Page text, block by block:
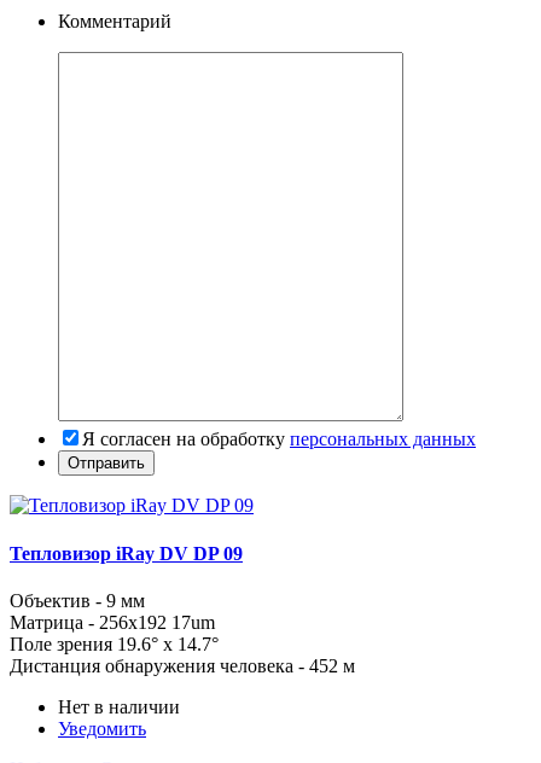
Комментарий
Я согласен на обработку персональных данных
Тепловизор iRay DV DP 09
Объектив - 9 мм
Матрица - 256x192 17um
Поле зрения 19.6° x 14.7°
Дистанция обнаружения человека - 452 м
Нет в наличии
Уведомить